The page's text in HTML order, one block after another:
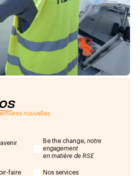
nouvelles
Be the change, notre
engagement
en matière de RSE
faire Nos services